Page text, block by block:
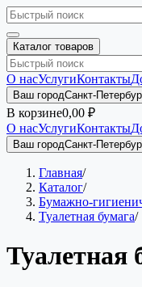
Каталог товаров
О насУслугиКонтакты
Ваш городСанкт-
В корзине0,00 ₽
О насУслугиКонтакты
Ваш городСанкт-
Главная/
Каталог/
Бумажно-
Туалетная бумага/
Туалетная